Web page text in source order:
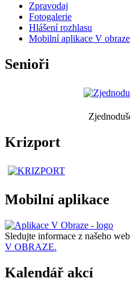
Zpravodaj
Fotogalerie
Hlášení rozhlasu
Mobilní aplikace V obraze
Senioři
Krizport
Mobilní aplikace
Sledujte informace z našeho
V OBRAZE.
Kalendář akcí